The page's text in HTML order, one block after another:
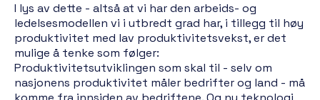
I lys av dette - altså at vi har den arbeids- og
ledelsesmodellen vi i utbredt grad har, i tillegg til høy
produktivitet med lav produktivitetsvekst, er det
mulige å tenke som følger:
Produktivitetsutviklingen som skal til - selv om
nasjonens produktivitet måler bedrifter og land - må